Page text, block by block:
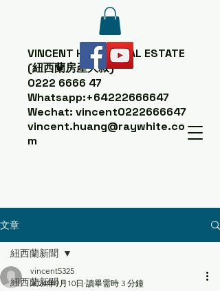
VINCENT HUANGREAL ESTATE
(紐西蘭房產大叔)
0222 6666 47
Whatsapp:+64222666647
Wechat: vincent0222666647
vincent.huang@raywhite.co
m
文章
紐西蘭新聞
紐西蘭新聞
vincent5325
2024年9月10日 讀畢需時 3 分鐘